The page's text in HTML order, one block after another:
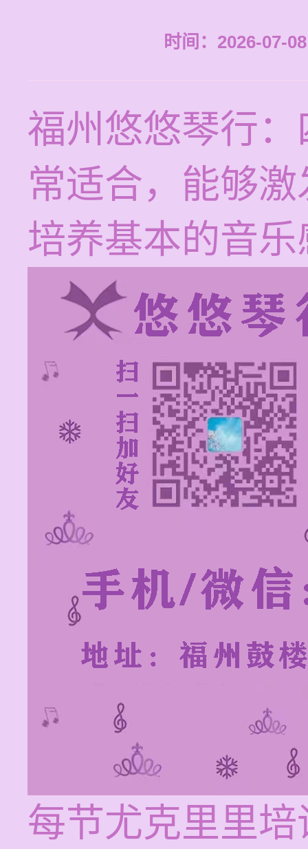
时间：2026-07-
福州悠悠琴行
常适合，能够
培养基本的音
每节尤克里里